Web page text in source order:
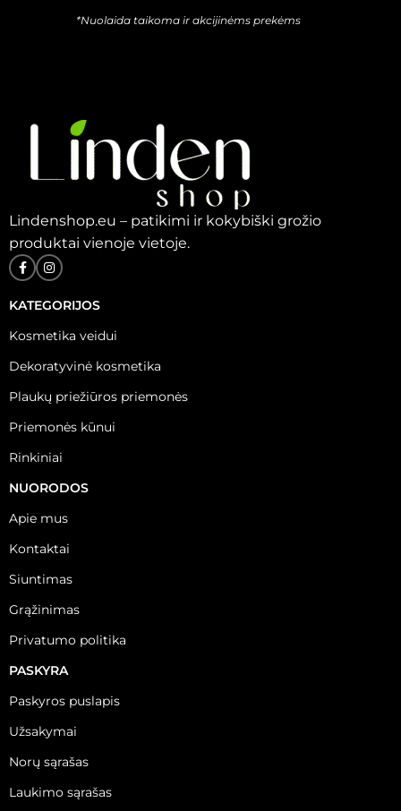
*Nuolaida taikoma ir akcijinėms prekėms
Lindenshop.eu – patikimi ir kokybiški grožio
produktai vienoje vietoje.
KATEGORIJOS
Kosmetika veidui
Dekoratyvinė kosmetika
Plaukų priežiūros priemonės
Priemonės kūnui
Rinkiniai
NUORODOS
Apie mus
Kontaktai
Siuntimas
Grąžinimas
Privatumo politika
PASKYRA
Paskyros puslapis
Užsakymai
Norų sąrašas
Laukimo sąrašas